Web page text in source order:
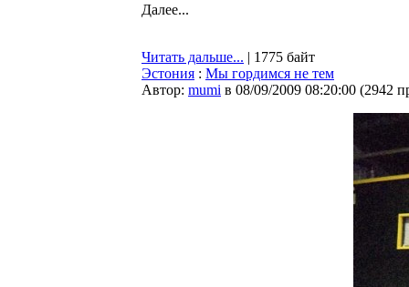
Далее...
Читать дальше... | 1775 байт
Эстония : Мы гордимся не тем
Автор: mumi в 08/09/2009 08:20:00 (2942